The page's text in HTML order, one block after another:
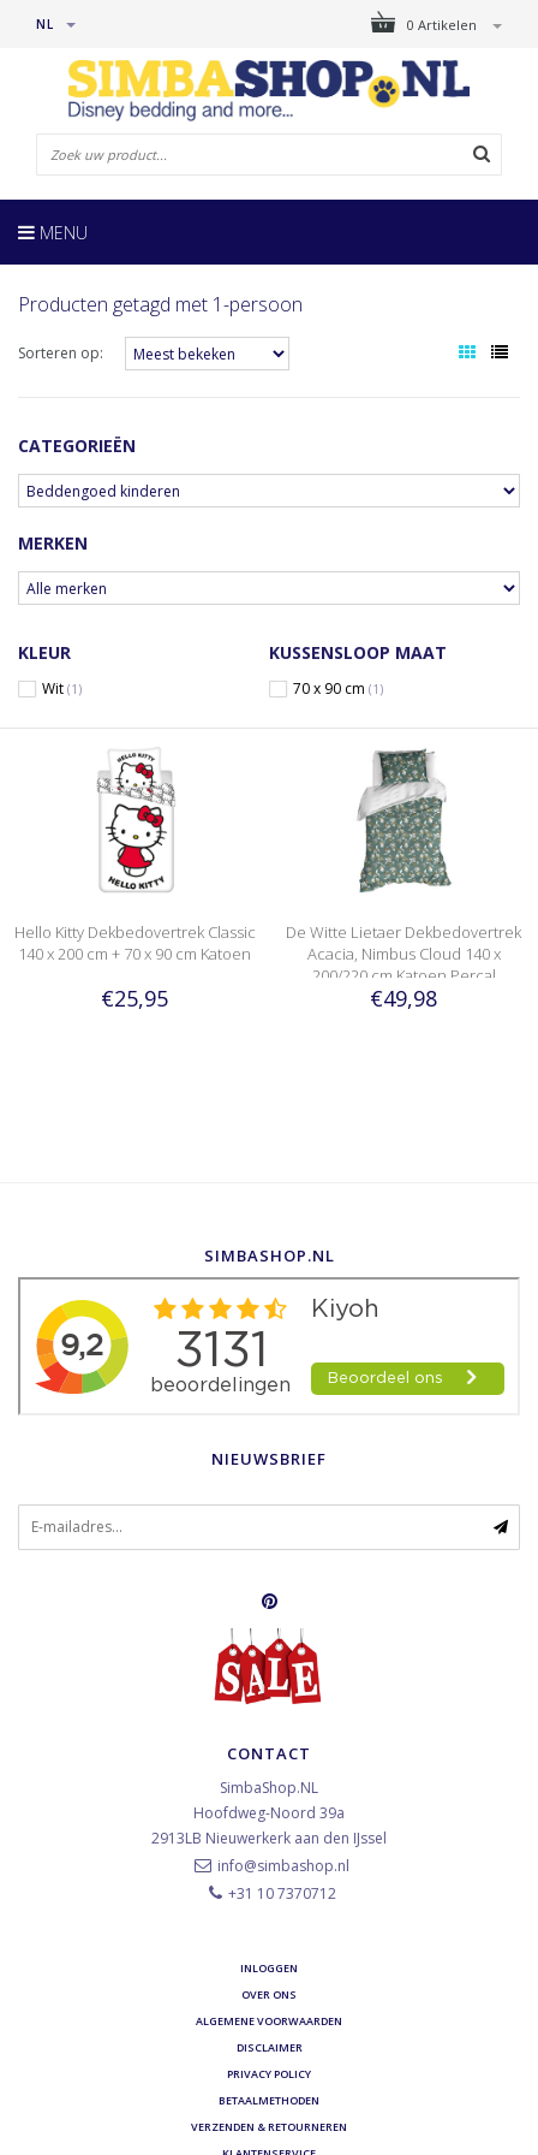
0 Artikelen
NL
MENU
Producten getagd met 1-persoon
Sorteren op:
CATEGORIEËN
MERKEN
KLEUR
Wit (1)
KUSSENSLOOP MAAT
70 x 90 cm (1)
Hello Kitty Dekbedovertrek Classic
140 x 200 cm + 70 x 90 cm Katoen
€25,95
De Witte Lietaer Dekbedovertrek
Acacia, Nimbus Cloud 140 x
200/220 cm Katoen Percal
€49,98
SIMBASHOP.NL
NIEUWSBRIEF
CONTACT
SimbaShop.NL
Hoofdweg-Noord 39a
2913LB Nieuwerkerk aan den IJssel
info@simbashop.nl
+31 10 7370712
INLOGGEN
OVER ONS
ALGEMENE VOORWAARDEN
DISCLAIMER
PRIVACY POLICY
BETAALMETHODEN
VERZENDEN & RETOURNEREN